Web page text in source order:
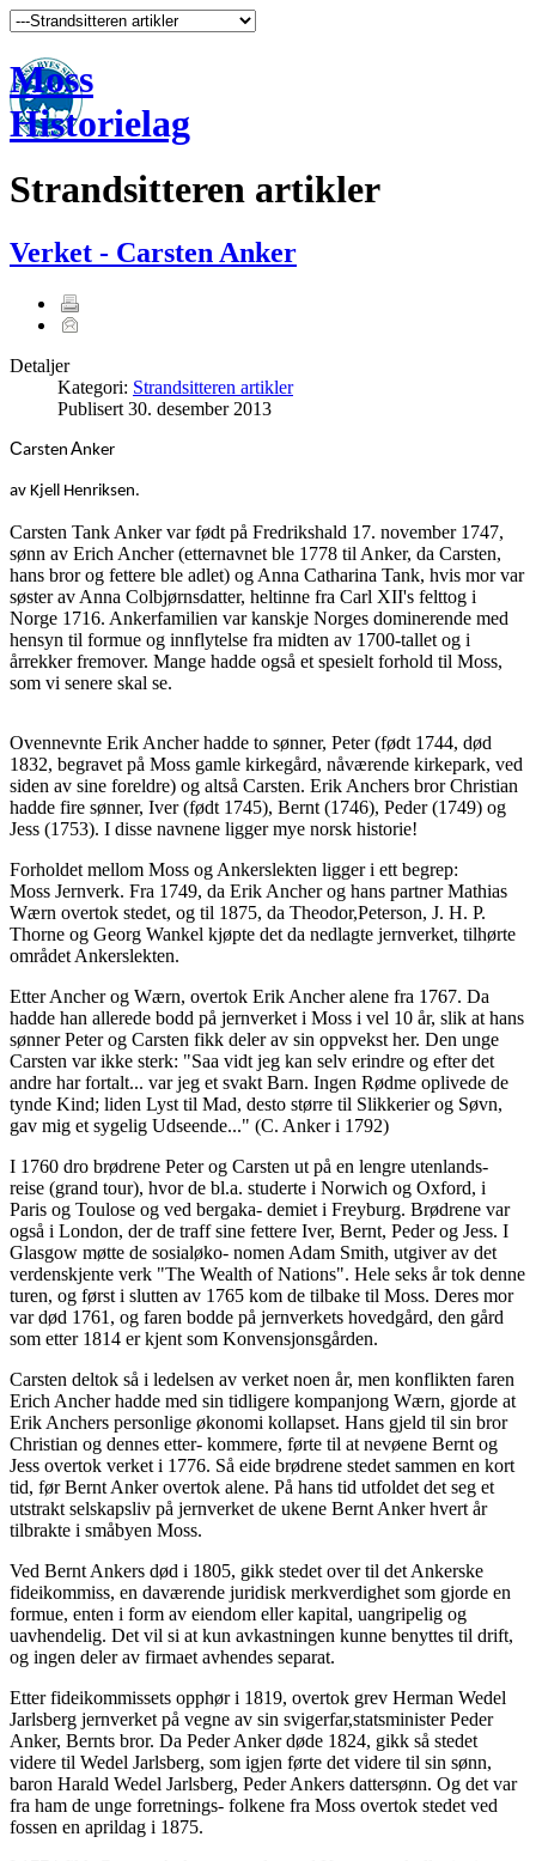
Moss
Historielag
Strandsitteren artikler
Verket - Carsten Anker
Detaljer
Kategori: Strandsitteren artikler
Publisert 30. desember 2013
CarstenAnker
av Kjell Henriksen.
Carsten Tank Anker var født på Fredrikshald 17. november 1747,
sønn av Erich Ancher (etternavnet ble 1778 til Anker, da Carsten,
hans bror og fettere ble adlet) og Anna Catharina Tank, hvis mor var
søster av Anna Colbjørnsdatter, heltinne fra Carl XII's felttog i
Norge 1716. Ankerfamilien var kanskje Norges dominerende med
hensyn til formue og innflytelse fra midten av 1700-tallet og i
årrekker fremover. Mange hadde også et spesielt forhold til Moss,
som vi senere skal se.
Ovennevnte Erik Ancher hadde to sønner, Peter (født 1744, død
1832, begravet på Moss gamle kirkegård, nåværende kirkepark, ved
siden av sine foreldre) og altså Carsten. Erik Anchers bror Christian
hadde fire sønner, Iver (født 1745), Bernt (1746), Peder (1749) og
Jess (1753). I disse navnene ligger mye norsk historie!
Forholdet mellom Moss og Ankerslekten ligger i ett begrep:
Moss Jernverk. Fra 1749, da Erik Ancher og hans partner Mathias
Wærn overtok stedet, og til 1875, da Theodor,Peterson, J. H. P.
Thorne og Georg Wankel kjøpte det da nedlagte jernverket, tilhørte
området Ankerslekten.
Etter Ancher og Wærn, overtok Erik Ancher alene fra 1767. Da
hadde han allerede bodd på jernverket i Moss i vel 10 år, slik at hans
sønner Peter og Carsten fikk deler av sin oppvekst her. Den unge
Carsten var ikke sterk: "Saa vidt jeg kan selv erindre og efter det
andre har fortalt... var jeg et svakt Barn. Ingen Rødme oplivede de
tynde Kind; liden Lyst til Mad, desto større til Slikkerier og Søvn,
gav mig et sygelig Udseende..." (C. Anker i 1792)
I 1760 dro brødrene Peter og Carsten ut på en lengre utenlands-
reise (grand tour), hvor de bl.a. studerte i Norwich og Oxford, i
Paris og Toulose og ved bergaka- demiet i Freyburg. Brødrene var
også i London, der de traff sine fettere Iver, Bernt, Peder og Jess. I
Glasgow møtte de sosialøko- nomen Adam Smith, utgiver av det
verdenskjente verk "The Wealth of Nations". Hele seks år tok denne
turen, og først i slutten av 1765 kom de tilbake til Moss. Deres mor
var død 1761, og faren bodde på jernverkets hovedgård, den gård
som etter 1814 er kjent som Konvensjonsgården.
Carsten deltok så i ledelsen av verket noen år, men konflikten faren
Erich Ancher hadde med sin tidligere kompanjong Wærn, gjorde at
Erik Anchers personlige økonomi kollapset. Hans gjeld til sin bror
Christian og dennes etter- kommere, førte til at nevøene Bernt og
Jess overtok verket i 1776. Så eide brødrene stedet sammen en kort
tid, før Bernt Anker overtok alene. På hans tid utfoldet det seg et
utstrakt selskapsliv på jernverket de ukene Bernt Anker hvert år
tilbrakte i småbyen Moss.
Ved Bernt Ankers død i 1805, gikk stedet over til det Ankerske
fideikommiss, en daværende juridisk merkverdighet som gjorde en
formue, enten i form av eiendom eller kapital, uangripelig og
uavhendelig. Det vil si at kun avkastningen kunne benyttes til drift,
og ingen deler av firmaet avhendes separat.
Etter fideikommissets opphør i 1819, overtok grev Herman Wedel
Jarlsberg jernverket på vegne av sin svigerfar,statsminister Peder
Anker, Bernts bror. Da Peder Anker døde 1824, gikk så stedet
videre til Wedel Jarlsberg, som igjen førte det videre til sin sønn,
baron Harald Wedel Jarlsberg, Peder Ankers dattersønn. Og det var
fra ham de unge forretnings- folkene fra Moss overtok stedet ved
fossen en aprildag i 1875.